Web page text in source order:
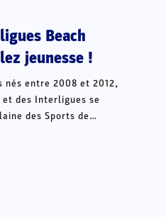
Beach
jeunesse !
nés entre 2008 et 2012,
des Interligues se
des Sports de